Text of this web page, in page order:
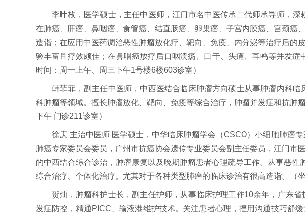
李叶枚，医学硕士，主任中医师，江门市名中医传承二代师承导师，深
在肺癌、肝癌、鼻咽癌、食管癌、结直肠癌、卵巢癌、子宫内膜癌、宫颈
造诣；在应用中医药调治恶性肿瘤放化疗、靶向、免疫、内分泌等治疗后
验丰富且疗效颇佳；在鼻咽癌放疗后口咽溃疡、口干、头痛、耳鸣等并发
时间：周一上午、周三下午1号楼6楼603诊室）
韩菲菲，副主任中医师，中西医结合临床肿瘤方向硕士从事肿瘤内科临
科肿瘤等领域。擅长肿瘤放化、靶向、免疫等综合治疗，肿瘤并发症和抗
下午 门诊211诊室）
徐庆 主治中医师 医学硕士，中华临床肿瘤学会（CSCO）小细胞肺癌专
肺癌专家委员会委员，广州市抗癌协会遗传专业委员会副主任委员，江门
的中西结合综合诊治，肿瘤康复以及晚期肿瘤患者心理疏导工作。从事恶
综合治疗、个体化治疗。尤其对于各种类型肺癌的临床诊治有很高造诣。（
贺灿，肿瘤科护士长，副主任护师，从事临床护理工作10余年，广东省
发症防控，精通PICC、输液港维护技术。关注患者心理，擅用沟通技巧舒